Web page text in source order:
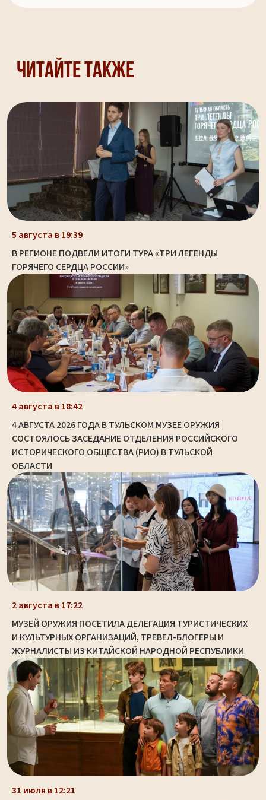
Читайте также
5 августа в 19:39
В РЕГИОНЕ ПОДВЕЛИ ИТОГИ ТУРА «ТРИ ЛЕГЕНДЫ
ГОРЯЧЕГО СЕРДЦА РОССИИ»
4 августа в 18:42
4 АВГУСТА 2026 ГОДА В ТУЛЬСКОМ МУЗЕЕ ОРУЖИЯ
СОСТОЯЛОСЬ ЗАСЕДАНИЕ ОТДЕЛЕНИЯ РОССИЙСКОГО
ИСТОРИЧЕСКОГО ОБЩЕСТВА (РИО) В ТУЛЬСКОЙ
ОБЛАСТИ
2 августа в 17:22
МУЗЕЙ ОРУЖИЯ ПОСЕТИЛА ДЕЛЕГАЦИЯ ТУРИСТИЧЕСКИХ
И КУЛЬТУРНЫХ ОРГАНИЗАЦИЙ, ТРЕВЕЛ-БЛОГЕРЫ И
ЖУРНАЛИСТЫ ИЗ КИТАЙСКОЙ НАРОДНОЙ РЕСПУБЛИКИ
31 июля в 12:21